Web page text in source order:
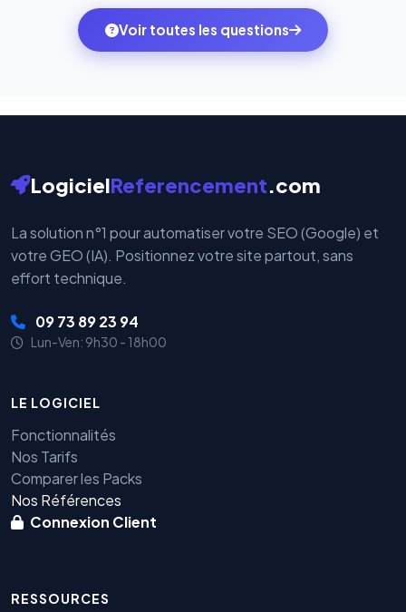
ambitions du moment — sans perdre vos données ni
votre historique.
monde. Vos données bancaires ne transitent jamais
par nos serveurs — elles sont gérées directement et
Voir toutes les questions
LogicielReferencement.com
La solution n°1 pour automatiser votre SEO (Google) et
votre GEO (IA). Positionnez votre site partout, sans
effort technique.
09 73 89 23 94
Lun-Ven: 9h30 - 18h00
LE LOGICIEL
Fonctionnalités
Nos Tarifs
Comparer les Packs
Nos Références
Connexion Client
RESSOURCES